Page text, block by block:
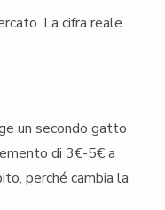
La cifra reale
un secondo gatto
di 3€-5€ a
perché cambia la